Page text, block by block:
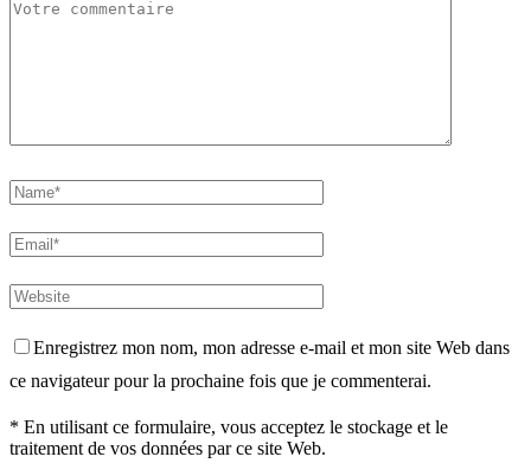
Enregistrez mon nom, mon adresse e-mail et mon site Web dans
ce navigateur pour la prochaine fois que je commenterai.
* En utilisant ce formulaire, vous acceptez le stockage et le
traitement de vos données par ce site Web.